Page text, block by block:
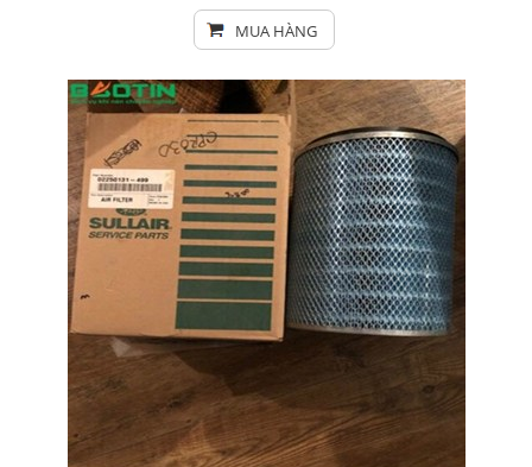
MUA HÀNG